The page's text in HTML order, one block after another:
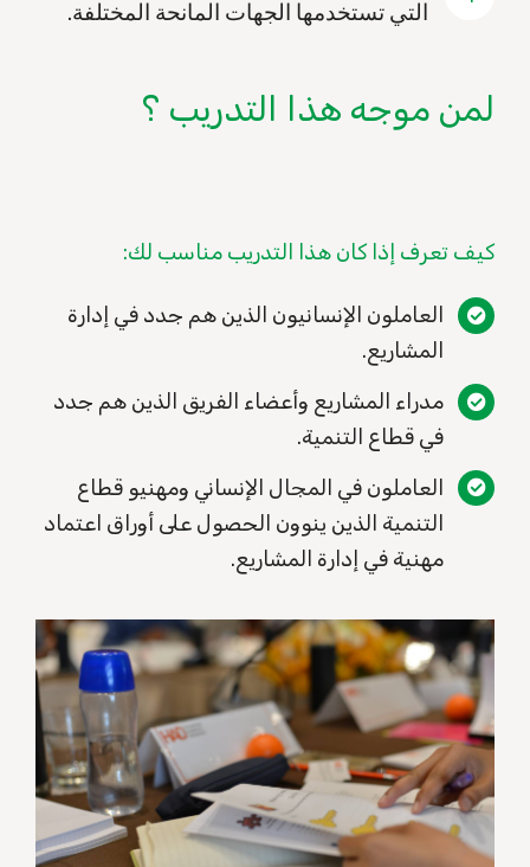
التي تستخدمها الجهات المانحة المختلفة.
لمن موجه هذا التدريب ؟
كيف تعرف إذا كان هذا التدريب مناسب لك:
العاملون الإنسانيون الذين هم جدد في إدارة
المشاريع.
مدراء المشاريع وأعضاء الفريق الذين هم جدد
في قطاع التنمية.
العاملون في المجال الإنساني ومهنيو قطاع
التنمية الذين ينوون الحصول على أوراق اعتماد
مهنية في إدارة المشاريع.